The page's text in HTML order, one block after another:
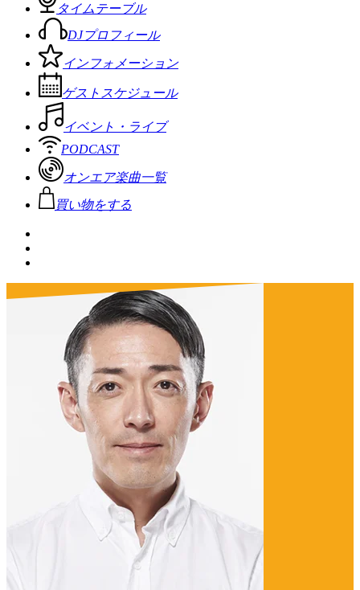
タイムテーブル
DJプロフィール
インフォメーション
ゲストスケジュール
イベント・ライブ
PODCAST
オンエア楽曲一覧
買い物をする